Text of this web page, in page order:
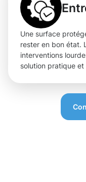
Une surface
rester en bon état.
interventions
solution pratique et